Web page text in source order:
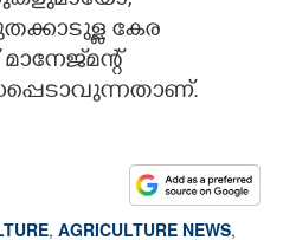
കേര
, AGRICULTURE NEWS,